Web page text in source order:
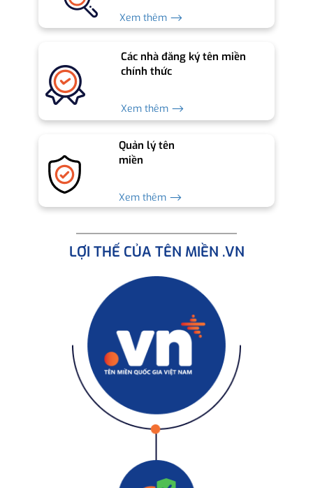
Xem thêm ⟶
Các nhà đăng ký tên miền
chính thức
Xem thêm ⟶
Quản lý tên
miền
Xem thêm ⟶
LỢI THẾ CỦA TÊN MIỀN .VN